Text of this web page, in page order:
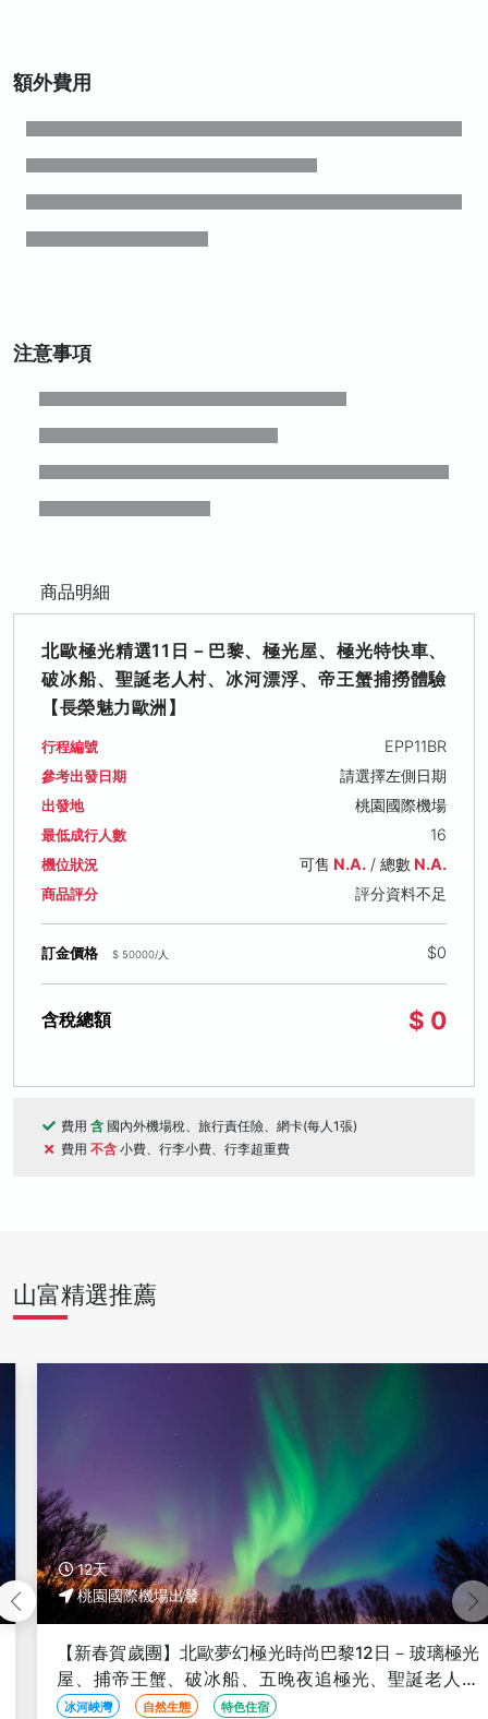
額外費用
注意事項
商品明細
北歐極光精選11日－巴黎、極光屋、極光特快車、
破冰船、聖誕老人村、冰河漂浮、帝王蟹捕撈體驗
【長榮魅力歐洲】
行程編號 EPP11BR
參考出發日期 請選擇左側日期
出發地 桃園國際機場
最低成行人數 16
機位狀況 可售 N.A./ 總數N.A.
商品評分 評分資料不足
訂金價格 $ 50000/人 $0
含稅總額 $ 0
費用 含 國內外機場稅、旅行責任險、網卡(每人1張)
費用 不含 小費、行李小費、行李超重費
山富精選推薦
12天
桃園國際機場出發
【新春賀歲團】北歐夢幻極光時尚巴黎12日－玻璃極光
屋、捕帝王蟹、破冰船、五晚夜追極光、聖誕老人村
【長榮魅力歐洲】
冰河峽灣 自然生態 特色住宿